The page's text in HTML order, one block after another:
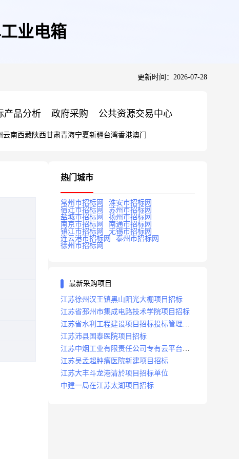
业电箱
更新时间：2026-07-28
产品分析 政府采购 公共资源交易中心
云南西藏陕西甘肃青海宁夏新疆台湾香港澳门
热门城市
常州市招标网
淮安市招标网
宿迁市招标网
苏州市招标网
盐城市招标网
扬州市招标网
南京市招标网
南通市招标网
镇江市招标网
无锡市招标网
连云港市招标网
泰州市招标网
徐州市招标网
最新采购项目
江苏徐州汉王镇黑山阳光大棚项目招标
江苏省邳州市集成电路技术学院项目招标
江苏省水利工程建设项目招标投标管理办
法
江苏沛县国泰医院项目招标
江苏中烟工业有限责任公司专有云平台扩
容项目招标
江苏吴孟超肿瘤医院新建项目招标
江苏大丰斗龙港清於项目招标单位
中建一局在江苏太湖项目招标